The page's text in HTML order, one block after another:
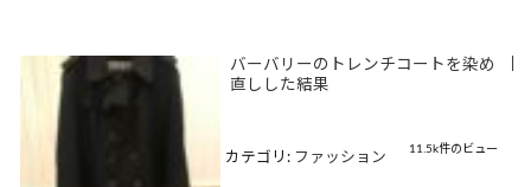
バーバリーのトレンチコートを染め
直しした結果
11.5k件のビュー
カテゴリ: ファッション